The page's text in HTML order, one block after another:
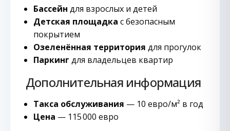
Бассейн для взрослых и детей
Детская площадка с безопасным
покрытием
Озеленённая территория для прогулок
Паркинг для владельцев квартир
Дополнительная информация
Такса обслуживания — 10 евро/м² в год
Цена — 115 000 евро